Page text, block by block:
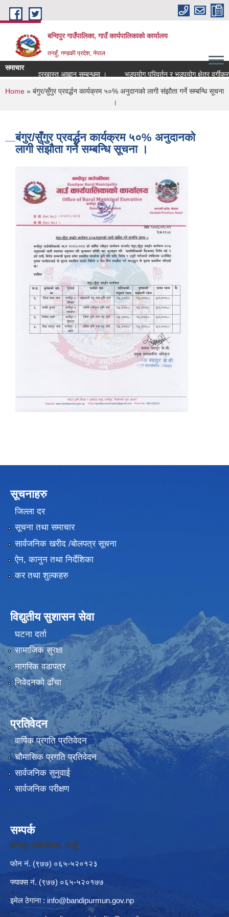
Skip to main content
बन्दिपुर गाउँपालिका, गाउँ कार्यपालिकाको कार्यालय
तनहुँ, गण्डकी प्रदेश, नेपाल
समाचार
लागि दरखास्त आह्वान सम्बन्धमा ।
भूउपयोग परिवर्तन र भूउपयोग क्षेत्र
You are here
Home » बंगुर/सुँगुर प्रवर्द्धन कार्यक्रम ५०% अनुदानको लागी संझौता गर्ने सम्बन्धि सूचना
।
बंगुर/सुँगुर प्रवर्द्धन कार्यक्रम ५०% अनुदानको
लागी संझौता गर्ने सम्बन्धि सूचना ।
सूचनाहरु
जिल्ला दर
सूचना तथा समाचार
सार्वजनिक खरीद /बोलपत्र सूचना
ऐन, कानुन तथा निर्देशिका
कर तथा शुल्कहरु
विद्युतीय सुशासन सेवा
घटना दर्ता
सामाजिक सुरक्षा
नागरिक वडापत्र
निवेदनको ढाँचा
प्रतिवेदन
वार्षिक प्रगति प्रतिवेदन
चौमासिक प्रगति प्रतिवेदन
सार्वजनिक सुनुवाई
सार्वजनिक परीक्षण
सम्पर्क
बन्दिपुर गाउँपालिका, तनहुँ
फोन नं‍. (९७७) ०६५-५२०१२३
फ्याक्स नं. (९७७) ०६५-५२०१७७
इमेल ठेगाना : info@bandipurmun.gov.np